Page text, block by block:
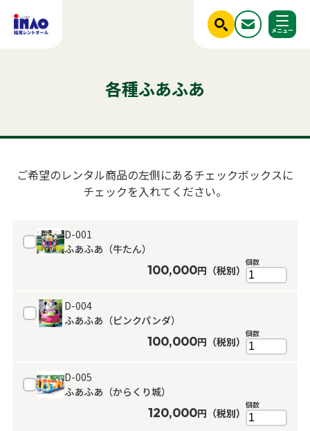
ご利用シーンから探す
はじめての方へ
レンタル規約
新着情報
実績紹介
見積依頼フォーム
お問い合わせ
よくある質問
プライバシーポリシー
見積リスト
閉じる
テントテーブル発電機クーラー椅子ベンチフライヤー
パネルパーテーション
セット商品 照明機器
屋外イベント用品
神事・セレモニー用品
模擬店用品
電化製品
各種ふあふあ
ご希望のレンタル商品の左側にあるチェックボックスに
チェックを入れてください。
D-001
ふあふあ（牛たん）
100,000円（税別）
個数
D-004
ふあふあ（ピンクパンダ）
100,000円（税別）
個数
D-005
ふあふあ（からくり城）
120,000円（税別）
個数